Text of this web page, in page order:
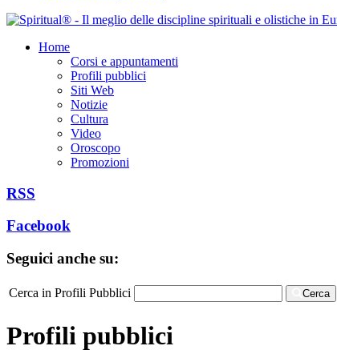
Home
Corsi e appuntamenti
Profili pubblici
Siti Web
Notizie
Cultura
Video
Oroscopo
Promozioni
RSS
Facebook
Seguici anche su:
Cerca in Profili Pubblici Cerca
Profili pubblici